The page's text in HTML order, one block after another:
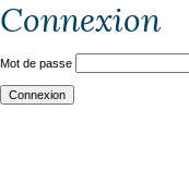
Connexion
Mot de passe